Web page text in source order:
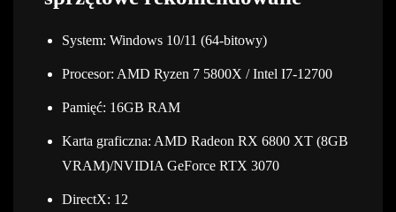
System: Windows 10/11 (64-bitowy)
Procesor: AMD Ryzen 7 5800X / Intel I7-12700
Pamięć: 16GB RAM
Karta graficzna: AMD Radeon RX 6800 XT (8GB
VRAM)/NVIDIA GeForce RTX 3070
DirectX: 12